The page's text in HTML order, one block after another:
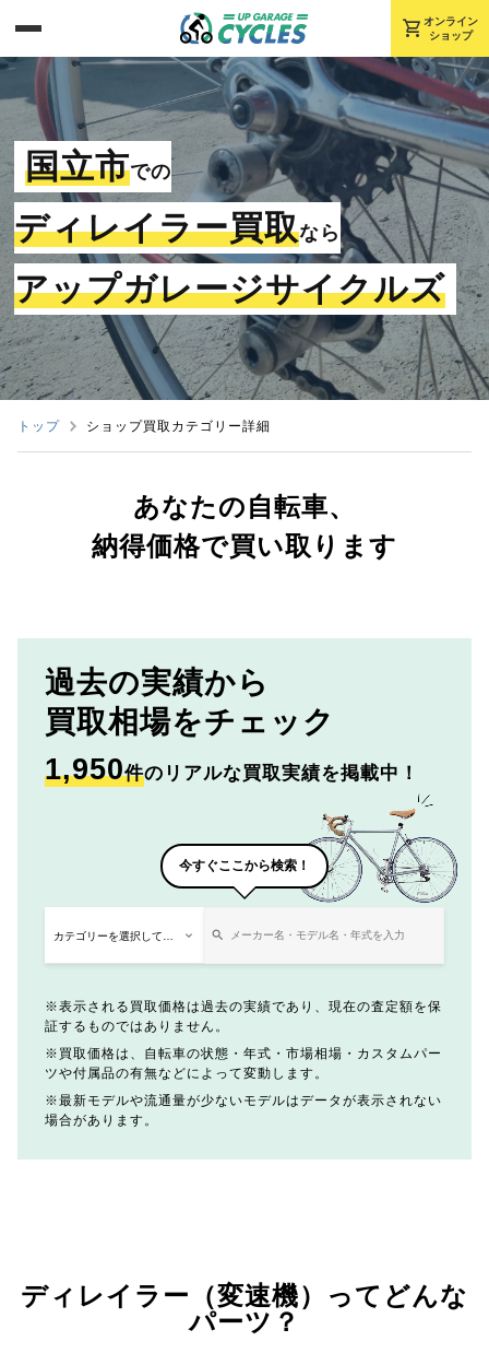
shopping_cart オンライン
ショップ
国立市での
ディレイラー買取なら
アップガレージサイクルズ
トップ ショップ買取カテゴリー詳細
あなたの自転車、
納得価格で買い取ります
過去の実績から
買取相場をチェック
1,950件のリアルな買取実績を掲載中！
今すぐここから検索！
表示される買取価格は過去の実績であり、現在の査定額を保
証するものではありません。
買取価格は、自転車の状態・年式・市場相場・カスタムパー
ツや付属品の有無などによって変動します。
最新モデルや流通量が少ないモデルはデータが表示されない
場合があります。
ディレイラー（変速機）ってどんな
パーツ？